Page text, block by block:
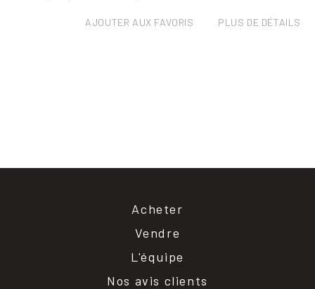
AJOUTER AUX FAVORIS PLUS DE DÉTAILS
Acheter
Vendre
L'équipe
Nos avis clients